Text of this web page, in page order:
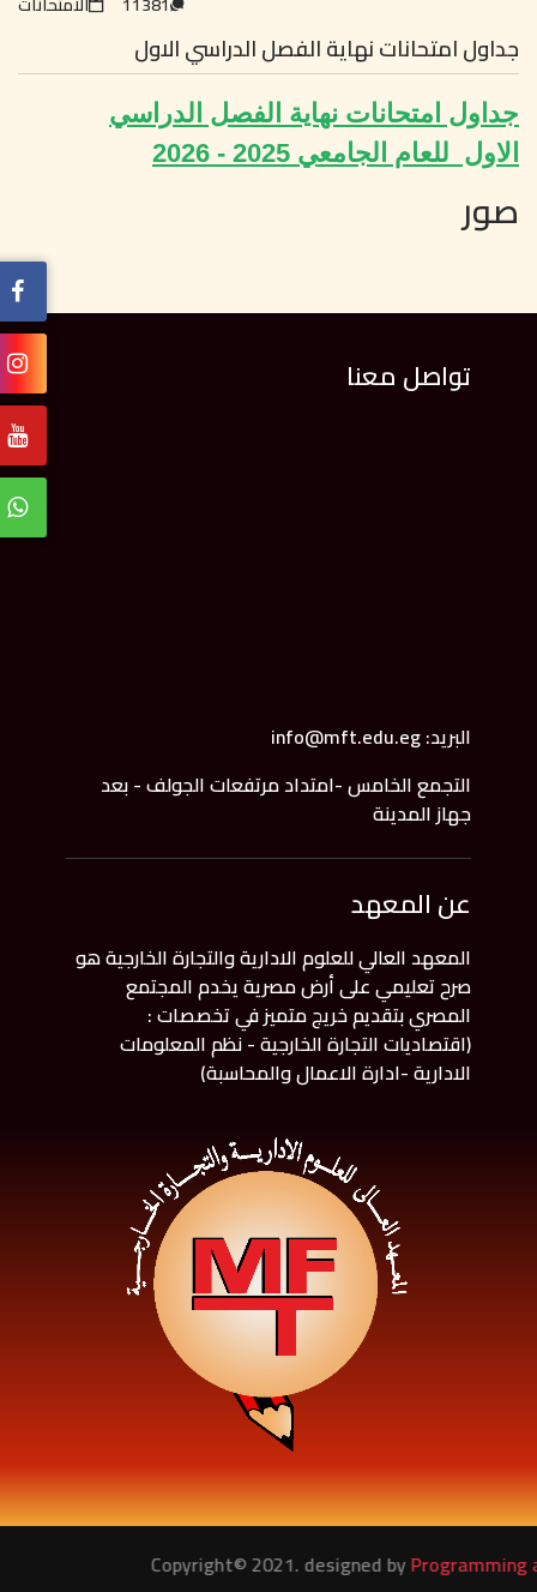
جداول امتحانات نهاية الفصل الدراسي الاول
جداول امتحانات نهاية الفصل الدراسي
الاول للعام الجامعي 2025 - 2026
صور
تواصل معنا
البريد: info@mft.edu.eg
التجمع الخامس -امتداد مرتفعات الجولف - بعد
جهاز المدينة
عن المعهد
المعهد العالي للعلوم الادارية والتجارة الخارجية هو
صرح تعليمي على أرض مصرية يخدم المجتمع
المصري بتقديم خريج متميز في تخصصات :
(اقتصاديات التجارة الخارجية - نظم المعلومات
الادارية -ادارة الاعمال والمحاسبة)
Copyright© 2021. designed byProgramming